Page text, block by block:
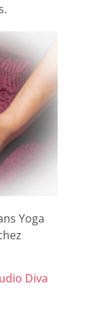
Yoga
Diva